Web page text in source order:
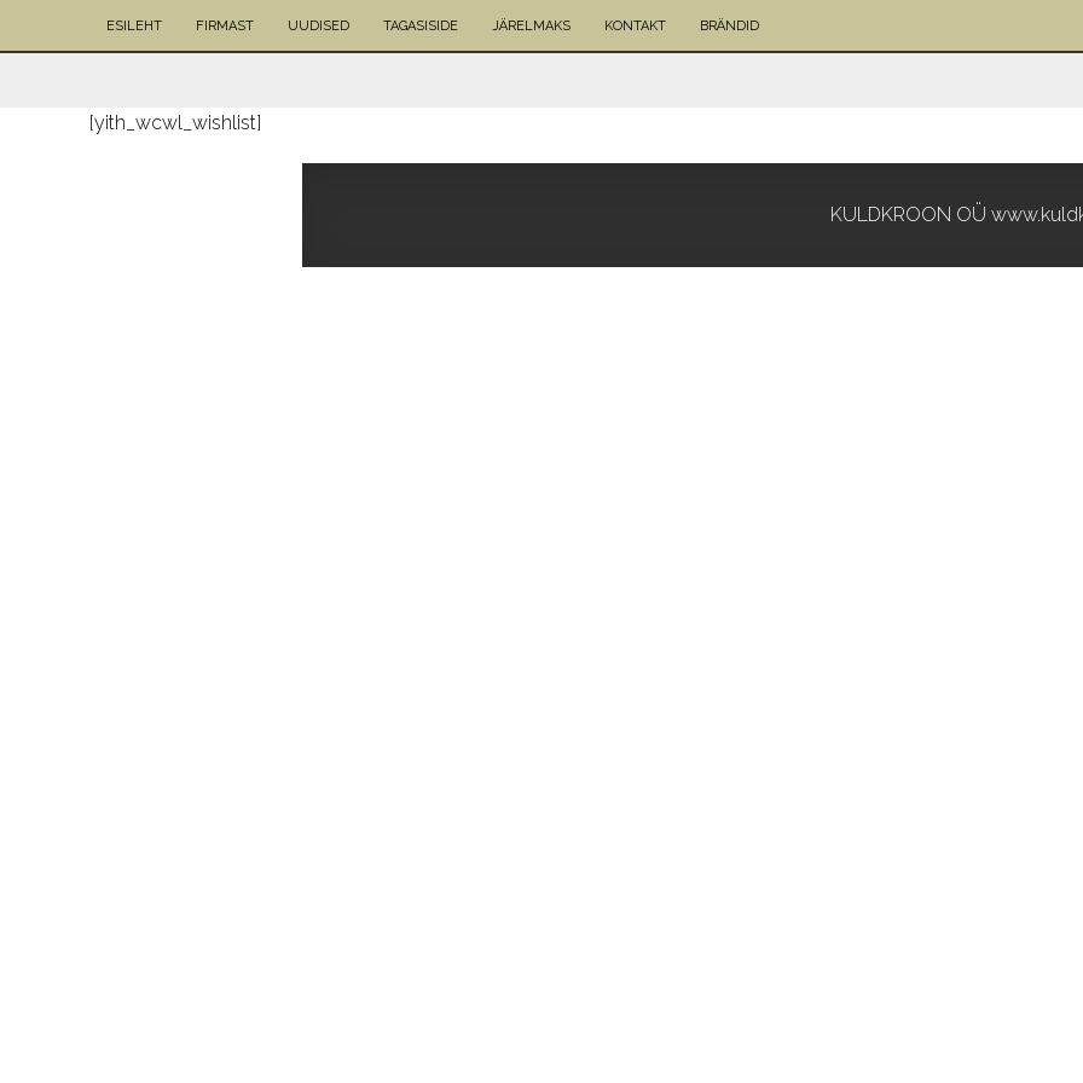
ESILEHT FIRMAST UUDISED TAGASISIDE JÄRELMAKS KONTAKT BRÄNDID
[yith_wcwl_wishlist]
KULDKROON OÜ